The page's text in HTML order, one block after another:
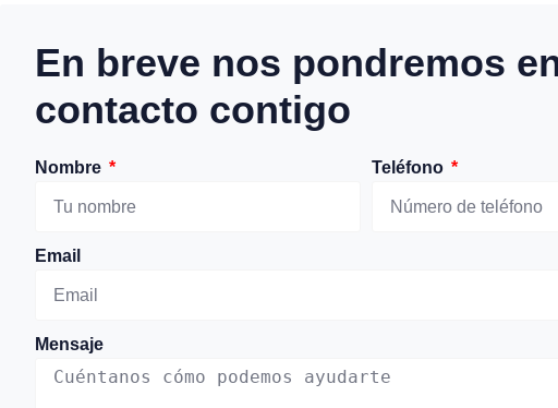
En breve nos pondremos
contacto contigo
Nombre Teléfono
Email
Mensaje